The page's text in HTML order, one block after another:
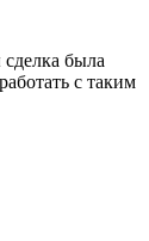
была
с таким